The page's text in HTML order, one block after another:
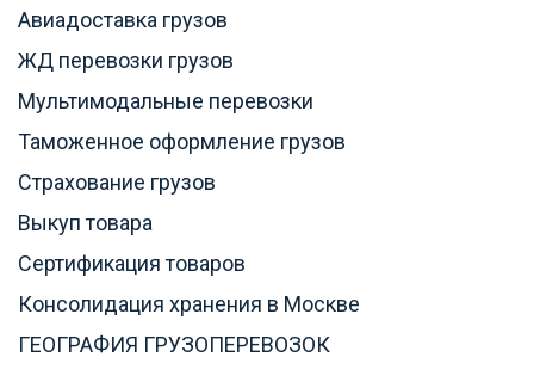
Авиадоставка грузов
ЖД перевозки грузов
Мультимодальные перевозки
Таможенное оформление грузов
Страхование грузов
Выкуп товара
Сертификация товаров
Консолидация хранения в Москве
ГЕОГРАФИЯ ГРУЗОПЕРЕВОЗОК